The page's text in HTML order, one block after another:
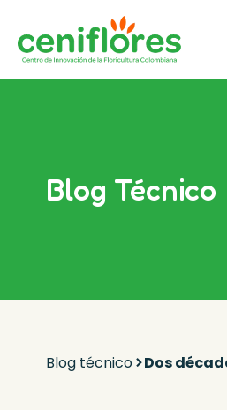
Blog Técnico
Blog técnico Dos